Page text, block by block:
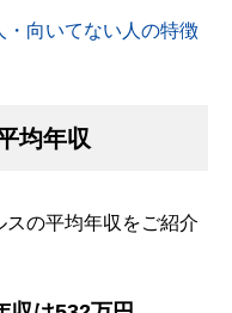
・向いてない人の特徴
均年収
の平均年収をご紹介